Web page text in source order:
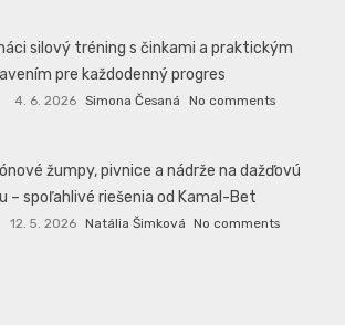
silový tréning s činkami a praktickým
pre každodenný progres
4. 6. 2026 Simona Česaná No comments
žumpy, pivnice a nádrže na dažďovú
– spoľahlivé riešenia od Kamal-Bet
12. 5. 2026 Natália Šimková No comments